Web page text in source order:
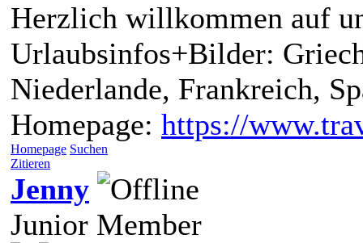
Herzlich willkommen auf
Urlaubsinfos+Bilder:
Niederlande, Frankreich,
Homepage: https://
Homepage Suchen
Zitieren
Jenny
Junior Member